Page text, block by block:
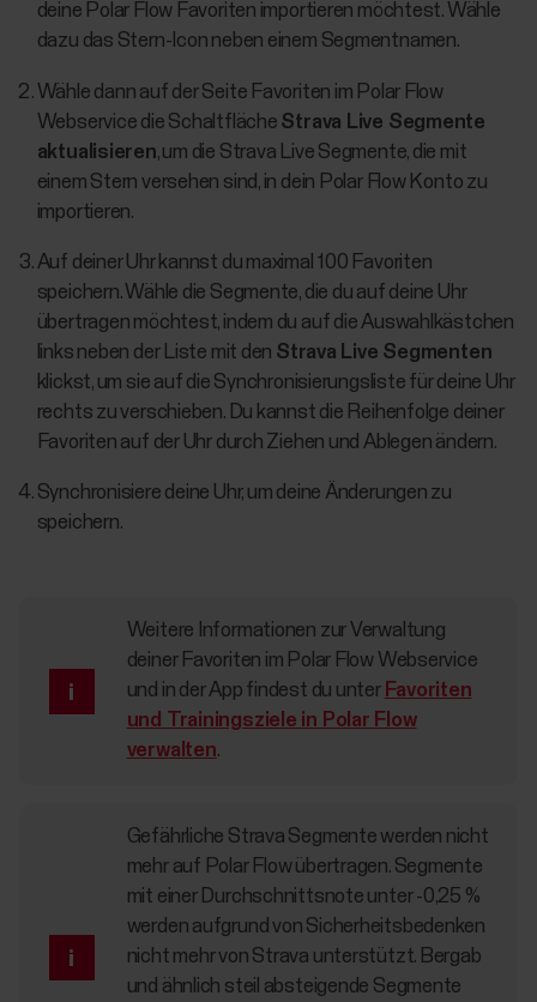
deine Polar Flow Favoriten importieren möchtest. Wähle
dazu das Stern-Icon neben einem Segmentnamen.
Wähle dann auf der Seite Favoriten im Polar Flow
Webservice die Schaltfläche Strava Live Segmente
aktualisieren, um die Strava Live Segmente, die mit
einem Stern versehen sind, in dein Polar Flow Konto zu
importieren.
Auf deiner Uhr kannst du maximal 100 Favoriten
speichern. Wähle die Segmente, die du auf deine Uhr
übertragen möchtest, indem du auf die Auswahlkästchen
links neben der Liste mit den Strava Live Segmenten
klickst, um sie auf die Synchronisierungsliste für deine Uhr
rechts zu verschieben. Du kannst die Reihenfolge deiner
Favoriten auf der Uhr durch Ziehen und Ablegen ändern.
Synchronisiere deine Uhr, um deine Änderungen zu
speichern.
Weitere Informationen zur Verwaltung
deiner Favoriten im Polar Flow Webservice
und in der App findest du unter Favoriten
und Trainingsziele in Polar Flow
verwalten.
Gefährliche Strava Segmente werden nicht
mehr auf Polar Flow übertragen. Segmente
mit einer Durchschnittsnote unter -0,25 %
werden aufgrund von Sicherheitsbedenken
nicht mehr von Strava unterstützt. Bergab
und ähnlich steil absteigende Segmente